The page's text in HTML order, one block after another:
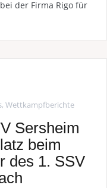
der Firma Rigo für
, Wettkampfberichte
Sersheim
beim
des 1. SSV